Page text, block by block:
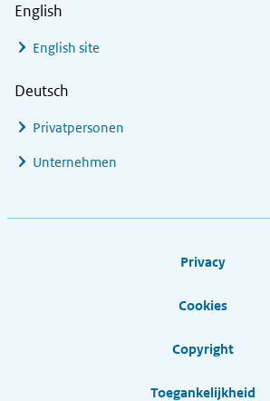
English
English site
Deutsch
Privatpersonen
Unternehmen
Privacy
Cookies
Copyright
Toegankelijkheid